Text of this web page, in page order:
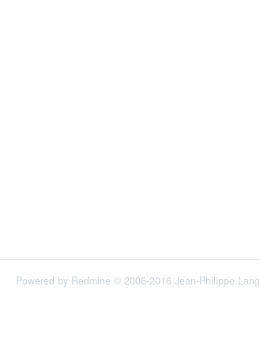
Powered by Redmine © 2006-2016 Jean-Philippe Lang